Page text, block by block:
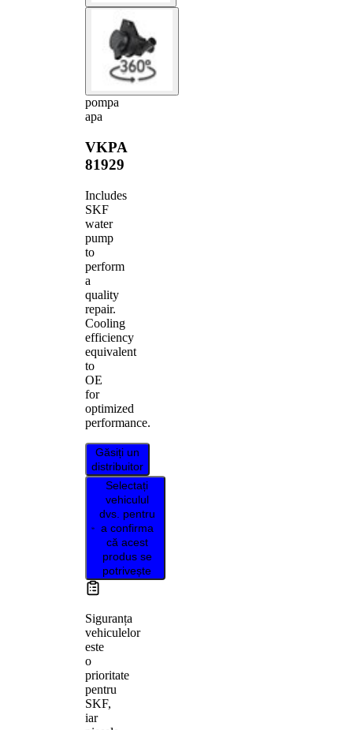
pompa
apa
VKPA
81929
Includes
SKF
water
pump
to
perform
a
quality
repair.
Cooling
efficiency
equivalent
to
OE
for
optimized
performance.
Găsiți un
distribuitor
Selectați
vehiculul
dvs. pentru
a confirma
că acest
produs se
potrivește
Siguranța
vehiculelor
este
o
prioritate
pentru
SKF,
iar